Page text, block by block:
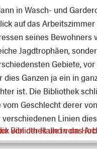
in Wasch- und
auf das
seines Bewohners
Jagdtrophäen,
Gebiete,
dies Ganzen ja ein in
ist. Die Bibliothek
Geschlecht derer
Linien